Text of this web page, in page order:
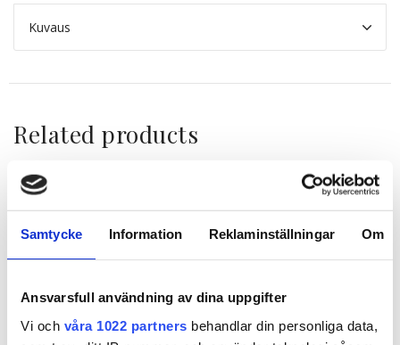
Samtycke Information Reklaminställningar Om
Ansvarsfull användning av dina uppgifter
Vi och våra 1022 partners behandlar din personliga data,
Kuvaus
Related products